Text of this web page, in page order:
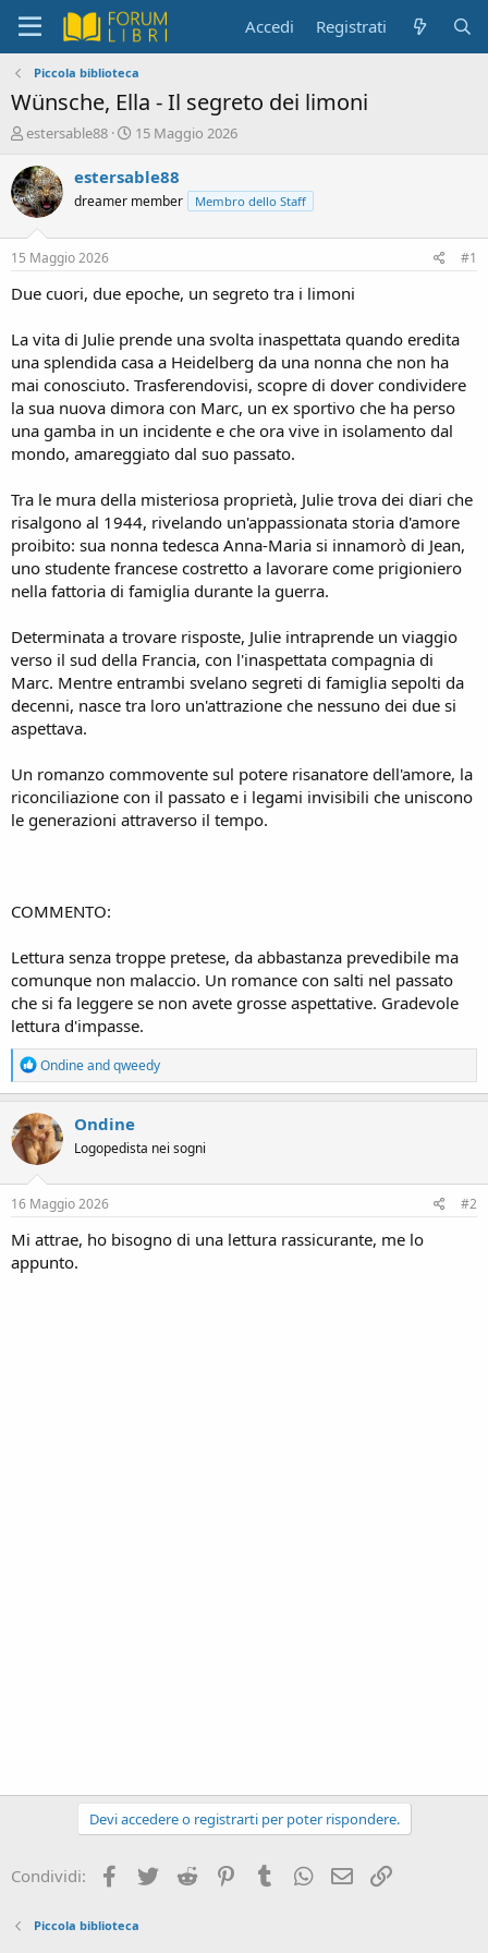
Accedi Registrati
Piccola biblioteca
Wünsche, Ella - Il segreto dei limoni
C
e
a
t
e
D
c
u
s
s
i
n
estersable88
D
t
d
i
z
o
15 Maggio 2026
estersable88
dreamer member Membro dello Staff
15 Maggio 2026 #1
Due cuori, due epoche, un segreto tra i limoni
La vita di Julie prende una svolta inaspettata quando eredita
una splendida casa a Heidelberg da una nonna che non ha
mai conosciuto. Trasferendovisi, scopre di dover condividere
la sua nuova dimora con Marc, un ex sportivo che ha perso
una gamba in un incidente e che ora vive in isolamento dal
mondo, amareggiato dal suo passato.
Tra le mura della misteriosa proprietà, Julie trova dei diari che
risalgono al 1944, rivelando un'appassionata storia d'amore
proibito: sua nonna tedesca Anna-Maria si innamorò di Jean,
uno studente francese costretto a lavorare come prigioniero
nella fattoria di famiglia durante la guerra.
Determinata a trovare risposte, Julie intraprende un viaggio
verso il sud della Francia, con l'inaspettata compagnia di
Marc. Mentre entrambi svelano segreti di famiglia sepolti da
decenni, nasce tra loro un'attrazione che nessuno dei due si
aspettava.
Un romanzo commovente sul potere risanatore dell'amore, la
riconciliazione con il passato e i legami invisibili che uniscono
le generazioni attraverso il tempo.
COMMENTO:
Lettura senza troppe pretese, da abbastanza prevedibile ma
comunque non malaccio. Un romance con salti nel passato
che si fa leggere se non avete grosse aspettative. Gradevole
lettura d'impasse.
R
e
a
c
t
i
o
n
s
Ondineandqweedy
Ondine
Logopedista nei sogni
16 Maggio 2026 #2
Mi attrae, ho bisogno di una lettura rassicurante, me lo
appunto.
Devi accedere o registrarti per poter rispondere.
Condividi: Facebook
Twitter Reddit PinterestTumblrWhatsApp
e-mail
Piccola biblioteca